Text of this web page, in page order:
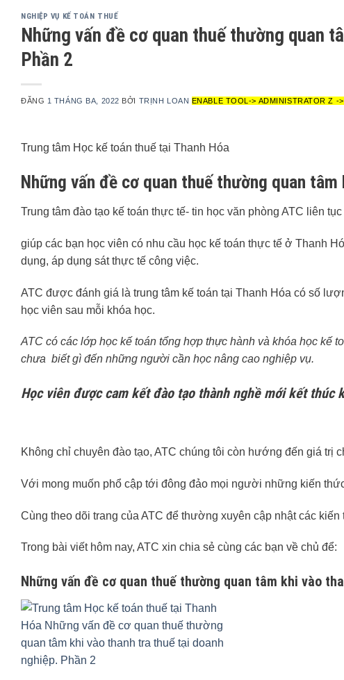
NGHIỆP VỤ KẾ TOÁN THUẾ
Những vấn đề cơ quan thuế thường quan
Phần 2
ĐĂNG 1 THÁNG BA, 2022 BỞI TRỊNH LOAN ENABLE TOOL-> ADMINISTRATOR Z
Trung tâm Học kế toán thuế tại Thanh Hóa
Những vấn đề cơ quan thuế thường quan
Trung tâm đào tạo kế toán thực tế- tin học văn phòng ATC liên
giúp các bạn học viên có nhu cầu học kế toán thực tế ở Thanh
dụng, áp dụng sát thực tế công việc.
ATC được đánh giá là trung tâm kế toán tại Thanh Hóa có số
học viên sau mỗi khóa học.
ATC có các lớp học kế toán tổng hợp thực hành và khóa học kế
chưa biết gì đến những người cần học nâng cao nghiệp vụ.
Học viên được cam kết đào tạo thành nghề mới kết thúc
Không chỉ chuyên đào tạo, ATC chúng tôi còn hướng đến giá trị
Với mong muốn phổ cập tới đông đảo mọi người những kiến
Cùng theo dõi trang của ATC để thường xuyên cập nhật các kiến
Trong bài viết hôm nay, ATC xin chia sẻ cùng các bạn về chủ để:
Những vấn đề cơ quan thuế thường quan tâm khi vào